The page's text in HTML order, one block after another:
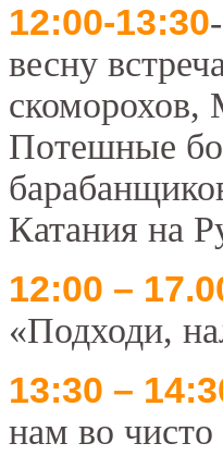
12:00-13:30
весну
Потешные
Катания на
12:00 –
«Подходи,
13:30 –
нам во